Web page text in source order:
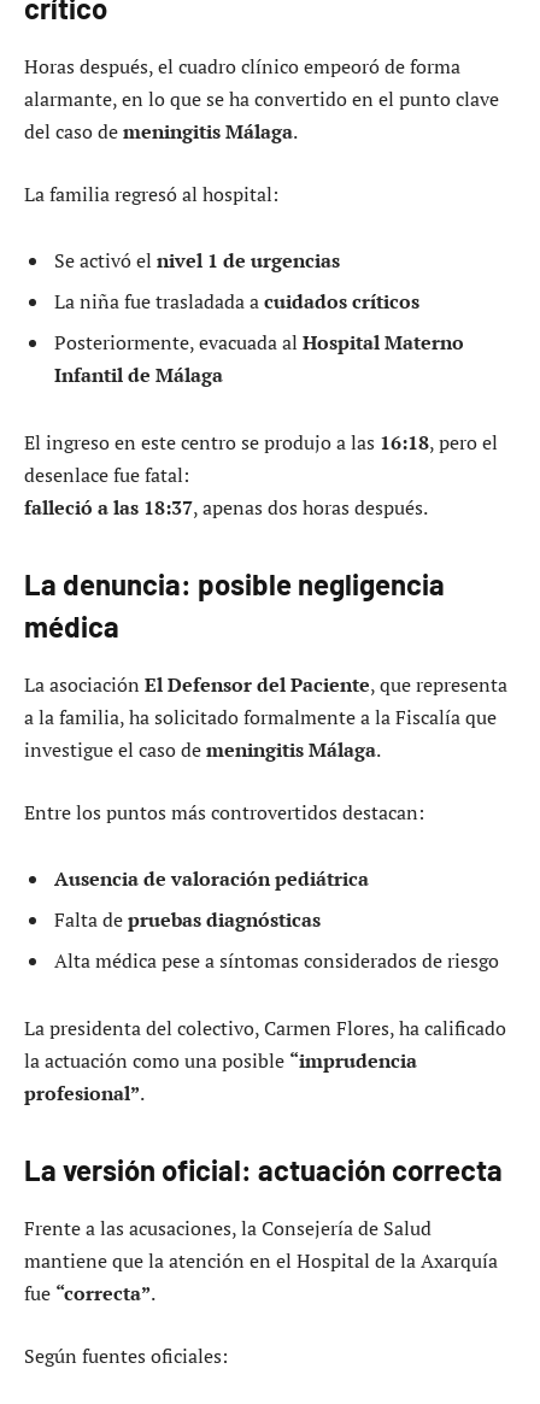
crítico
Horas después, el cuadro clínico empeoró de forma
alarmante, en lo que se ha convertido en el punto clave
del caso demeningitis Málaga.
La familia regresó al hospital:
Se activó el nivel 1 de urgencias
La niña fue trasladada acuidados críticos
Posteriormente, evacuada al Hospital Materno
Infantil de Málaga
El ingreso en este centro se produjo a las 16:18, pero el
desenlace fue fatal:
falleció a las 18:37, apenas dos horas después.
La denuncia: posible negligencia
médica
La asociación El Defensor del Paciente, que representa
a la familia, ha solicitado formalmente a la Fiscalía que
investigue el caso demeningitis Málaga.
Entre los puntos más controvertidos destacan:
Ausencia de valoración pediátrica
Falta depruebas diagnósticas
Alta médica pese a síntomas considerados de riesgo
La presidenta del colectivo, Carmen Flores, ha calificado
la actuación como una posible “imprudencia
profesional”.
La versión oficial: actuación correcta
Frente a las acusaciones, la Consejería de Salud
mantiene que la atención en el Hospital de la Axarquía
fue “correcta”.
Según fuentes oficiales: